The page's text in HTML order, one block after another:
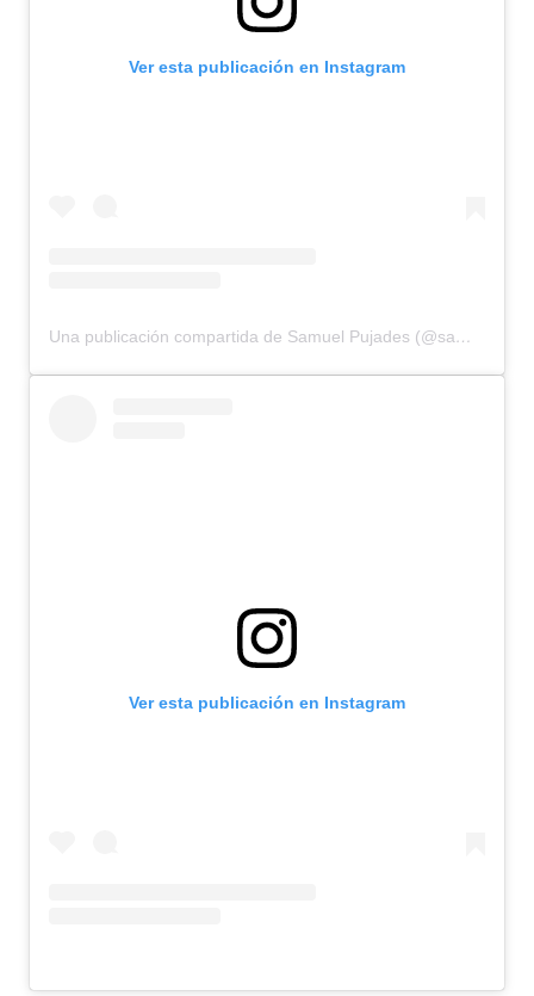
Ver esta publicación en Instagram
Una publicación compartida de Samuel Pujades (@samuelpujades)
Ver esta publicación en Instagram